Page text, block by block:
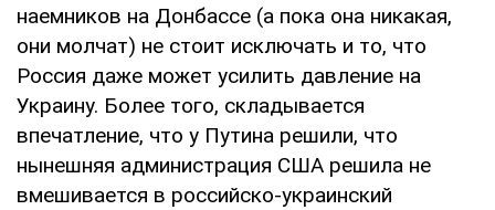
наемников на Донбассе (а пока она никакая,
они молчат) не стоит исключать и то, что
Россия даже может усилить давление на
Украину. Более того, складывается
впечатление, что у Путина решили, что
нынешняя администрация США решила не
вмешивается в российско-украинский